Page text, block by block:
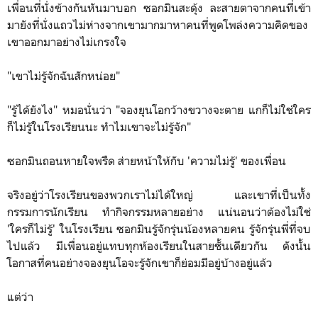
เพื่อนที่นั่งข้างกันหันมาบอก ซอกมินสะดุ้ง ละสายตาจากคนที่เข้า
มายังที่นั่งแถวไม่ห่างจากเขามากมาหาคนที่พูดโพล่งความคิดของ
เขาออกมาอย่างไม่เกรงใจ
"เขาไม่รู้จักฉันสักหน่อย"
"รู้ได้ยังไง" หมอนั่นว่า "จองยุนโอกว้างขวางจะตาย แกก็ไม่ใช่ใคร
ก็ไม่รู้ในโรงเรียนนะ ทำไมเขาจะไม่รู้จัก"
ซอกมินถอนหายใจพรืด ส่ายหน้าให้กับ 'ความไม่รู้' ของเพื่อน
จริงอยู่ว่าโรงเรียนของพวกเราไม่ได้ใหญ่ และเขาที่เป็นทั้ง
กรรมการนักเรียน ทำกิจกรรมหลายอย่าง แน่นอนว่าต้องไม่ใช่
'ใครก็ไม่รู้' ในโรงเรียน ซอกมินรู้จักรุ่นน้องหลายคน รู้จักรุ่นพี่ที่จบ
ไปแล้ว มีเพื่อนอยู่แทบทุกห้องเรียนในสายชั้นเดียวกัน ดังนั้น
โอกาสที่คนอย่างจองยุนโอจะรู้จักเขาก็ย่อมมีอยู่บ้างอยู่แล้ว
แต่ว่า